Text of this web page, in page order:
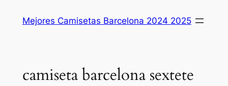
Mejores Camisetas Barcelona 2024 2025
camiseta barcelona sextete